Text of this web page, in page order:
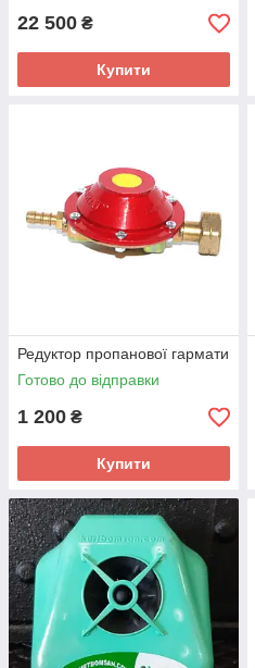
22 500 ₴
Купити
Редуктор пропанової гармати
Готово до відправки
1 200 ₴
Купити